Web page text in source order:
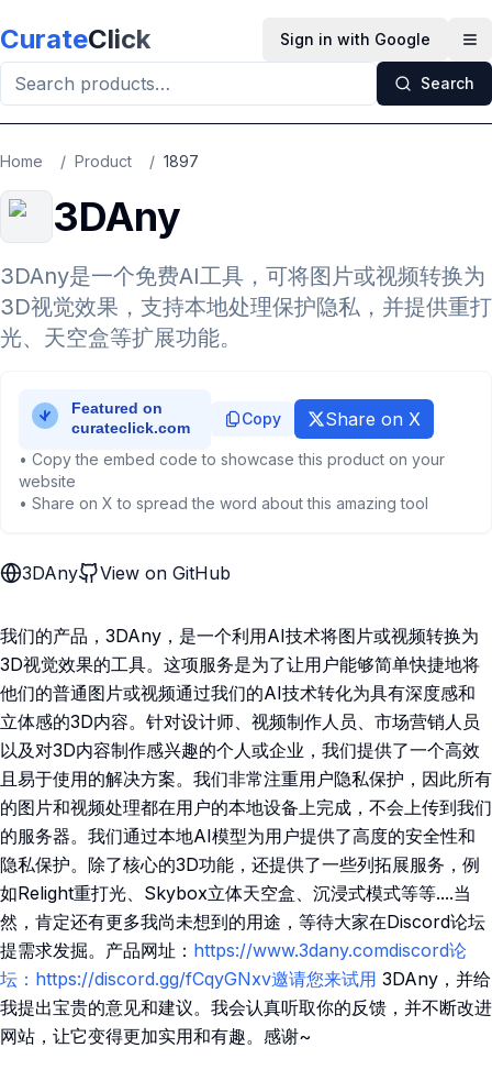
CurateClick Sign in with Google
Search
Home / Product / 1897
3DAny
3DAny是一个免费AI工具，可将图片或视频转换为
3D视觉效果，支持本地处理保护隐私，并提供重打
光、天空盒等扩展功能。
Copy Share on X
• Copy the embed code to showcase this product on your
website
• Share on X to spread the word about this amazing tool
3DAny View on GitHub
我们的产品，3DAny，是一个利用AI技术将图片或视频转换为
3D视觉效果的工具。这项服务是为了让用户能够简单快捷地将
他们的普通图片或视频通过我们的AI技术转化为具有深度感和
立体感的3D内容。针对设计师、视频制作人员、市场营销人员
以及对3D内容制作感兴趣的个人或企业，我们提供了一个高效
且易于使用的解决方案。我们非常注重用户隐私保护，因此所有
的图片和视频处理都在用户的本地设备上完成，不会上传到我们
的服务器。我们通过本地AI模型为用户提供了高度的安全性和
隐私保护。除了核心的3D功能，还提供了一些列拓展服务，例
如Relight重打光、Skybox立体天空盒、沉浸式模式等等....当
然，肯定还有更多我尚未想到的用途，等待大家在Discord论坛
提需求发掘。产品网址： https://www.3dany.comdiscord论
坛：https://discord.gg/fCqyGNxv邀请您来试用 3DAny，并给
我提出宝贵的意见和建议。我会认真听取你的反馈，并不断改进
网站，让它变得更加实用和有趣。感谢~